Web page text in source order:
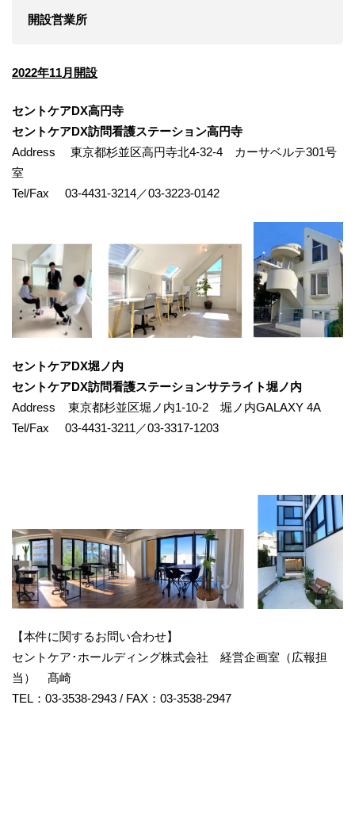
開設営業所
2022年11月開設
セントケアDX高円寺
セントケアDX訪問看護ステーション高円寺
Address 東京都杉並区高円寺北4-32-4 カーサベルテ301号
室
Tel/Fax 03-4431-3214／03-3223-0142
セントケアDX堀ノ内
セントケアDX訪問看護ステーションサテライト堀ノ内
Address 東京都杉並区堀ノ内1-10-2 堀ノ内GALAXY 4A
Tel/Fax 03-4431-3211／03-3317-1203
【本件に関するお問い合わせ】
セントケア･ホールディング株式会社 経営企画室（広報担
当） 髙崎
TEL：03-3538-2943 / FAX：03-3538-2947